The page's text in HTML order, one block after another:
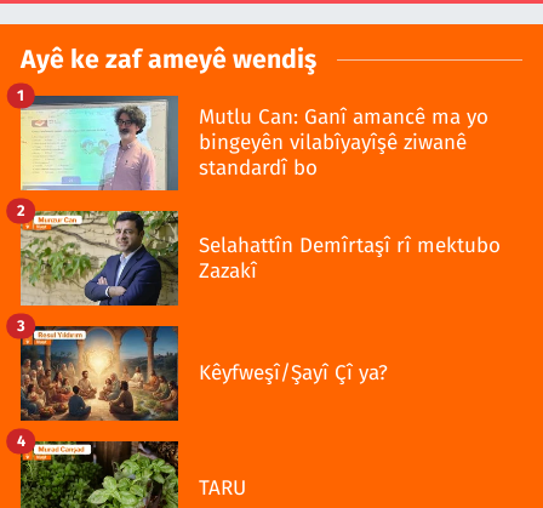
Ayê ke zaf ameyê wendiş
Mutlu Can: Ganî amancê ma yo
bingeyên vilabîyayîşê ziwanê
standardî bo
1
Selahattîn Demîrtaşî rî mektubo
Zazakî
2
Kêyfweşî/Şayî Çî ya?
3
TARU
4